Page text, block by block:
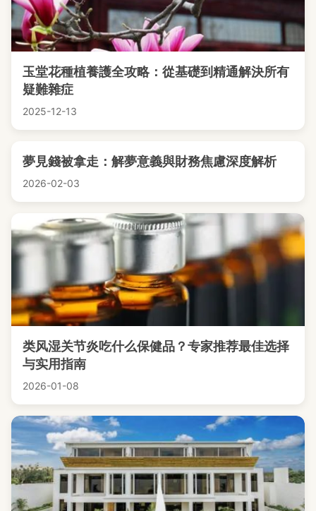
玉堂花種植養護全攻略：從基礎到精通解決所有
疑難雜症
2025-12-13
夢見錢被拿走：解夢意義與財務焦慮深度解析
2026-02-03
类风湿关节炎吃什么保健品？专家推荐最佳选择
与实用指南
2026-01-08